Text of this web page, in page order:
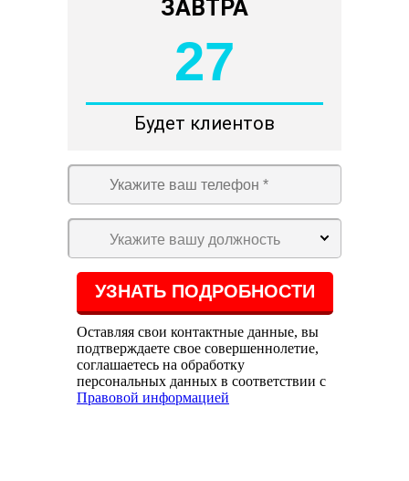
ЗАВТРА
27
Будет клиентов
Укажите вашу должность
Оставляя свои контактные данные, вы
подтверждаете свое совершеннолетие,
соглашаетесь на обработку
персональных данных в соответствии с
Правовой информацией